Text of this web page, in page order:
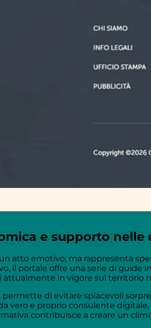
e supporto nelle
atto emotivo, ma rappresenta
il portale offre una serie di
attualmente in vigore sul territorio
di evitare spiacevoli
vero e proprio consulente
contribuisce a creare un